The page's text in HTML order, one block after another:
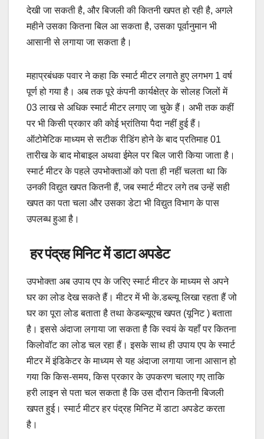
देखी जा सकती है, और बिजली की कितनी खपत हो रही है, अगले
महीने उसका कितना बिल आ सकता है, उसका पूर्वानुमान भी
आसानी से लगाया जा सकता है।
महाप्रबंधक पवार ने कहा कि स्मार्ट मीटर लगाते हुए लगभग 1 वर्ष
पूर्ण हो गया है। अब तक पूरे कंपनी कार्यक्षेत्र के सोलह जिलों में
03 लाख से अधिक स्मार्ट मीटर लगाए जा चुके हैं। अभी तक कहीं
पर भी किसी प्रकार की कोई भ्रांतिया पैदा नहीं हुई हैं।
ऑटोमेटिक माध्यम से सटीक रीडिंग होने के बाद प्रतिमाह 01
तारीख के बाद मोबाइल अथवा ईमेल पर बिल जारी किया जाता है।
स्मार्ट मीटर के पहले उपभोक्ताओं को पता ही नहीं चलता था कि
उनकी विद्युत खपत कितनी हैं, जब स्मार्ट मीटर लगे तब उन्हें सही
खपत का पता चला और उसका डेटा भी विद्युत विभाग के पास
उपलब्ध हुआ है।
हर पंद्रह मिनिट में डाटा अपडेट
उपभोक्ता अब उपाय एप के जरिए स्मार्ट मीटर के माध्यम से अपने
घर का लोड देख सकते हैं। मीटर में भी के.डब्ल्यू लिखा रहता हैं जो
घर का पूरा लोड बताता है तथा केडब्ल्यूएच खपत (यूनिट ) बताता
है। इससे अंदाजा लगाया जा सकता है कि स्वयं के यहाँ पर कितना
किलोवॉट का लोड चल रहा हैं। इसके साथ ही उपाय एप के स्मार्ट
मीटर में इंडिकेटर के माध्यम से यह अंदाजा लगाया जाना आसान हो
गया कि किस-समय, किस प्रकार के उपकरण चलाए गए ताकि
हरी लाइन से पता चल सकता है कि उस दौरान कितनी बिजली
खपत हुई। स्मार्ट मीटर हर पंद्रह मिनिट में डाटा अपडेट करता
है।